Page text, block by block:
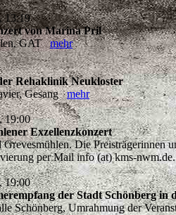
13:19
von Marina Pril
GATmehr
Rehaklinik Neukloster
Gesangmehr
19:00
Exzellenzkonzert
Grevesmühlen. Die
per Mail info (at) kms-
19:00
der Stadt Schönberg in
Schönberg, Umrahmung der